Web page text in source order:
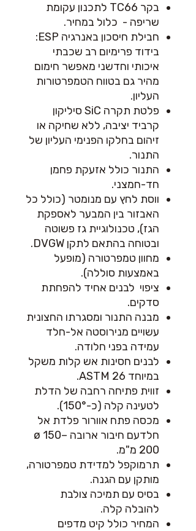
בקר TC66 לתכנון עקומת
שריפה - כלול במחיר.
חבילת חיסכון באנרגיה ESP
:
בידוד פרימיום רב שכבתי
איכותי וחדשני מאפשר חימום
מהיר גם בטווח הטמפרטורות
העליון.
פלטת תקרה SiC סיליקון
קרביד יציבה, ללא שחיקה או
זיהום בחלקו הפנימי העליון של
התנור.
התנור כולל אזעקת פחמן
חד-חמצני.
ווסת לחץ עם מנומטר (כולל כל
האבזור בין המבער לאספקת
הגז), טכנולוגיית גז פשוטה
ובטוחה בהתאם לתקן DVGW
.
מחוון טמפרטורה (מופעל
באמצעות סוללה).
ציפוי לבנים אחיד להפחתת
סדקים.
מבנה התנור ומסגרתו החצונית
עשויים מנירוסטה אל-חלד
עמידה בפני חלודה.
לבנים חסינות אש קלות משקל
במיוחד ASTM 26
.
זווית פתיחה רחבה של הדלת
לטעינה קלה (כ-150°).
מכסה פתח אוורור פלדת אל
חלדעם חיבור ארובה ø 150–
200 מ"מ.
תרמוקפל למדידת טמפרטורה,
מותקן עם הגנה.
בסיס עם תמיכה צולבת
להובלה קלה.
המחיר כולל קיט מדפים